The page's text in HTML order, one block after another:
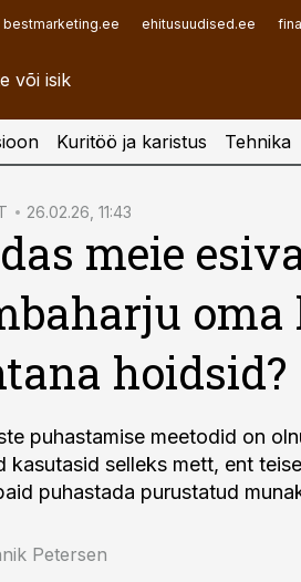
bestmarketing.ee ehitusuudised.ee
Kuritöö ja karistus Tehnika
26.02.26, 11:43
meie
oma
hoidsid?
puhastamise meetodid on
kasutasid selleks mett, ent
puhastada purustatud
Petersen